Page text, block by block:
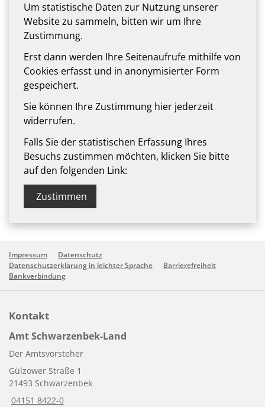
Um statistische Daten zur Nutzung unserer
Website zu sammeln, bitten wir um Ihre
Zustimmung.
Erst dann werden Ihre Seitenaufrufe mithilfe von
Cookies erfasst und in anonymisierter Form
gespeichert.
Sie können Ihre Zustimmung hier jederzeit
widerrufen.
Falls Sie der statistischen Erfassung Ihres
Besuchs zustimmen möchten, klicken Sie bitte
auf den folgenden Link:
Zustimmen
Impressum
Datenschutz
Datenschutzerklärung in leichter Sprache
Barrierefreiheit
Bankverbindung
Kontakt
Amt Schwarzenbek-Land
Der Amtsvorsteher
Gülzower Straße 1
21493 Schwarzenbek
04151 8422-0